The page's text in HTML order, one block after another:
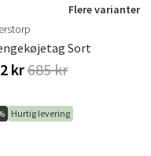
Flere varianter
Sort
kr685 kr
Hurtig levering